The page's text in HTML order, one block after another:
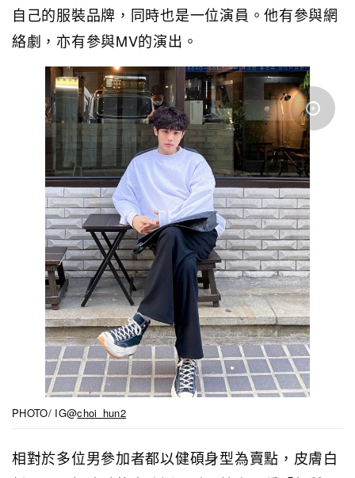
自己的服裝品牌，同時也是一位演員。他有參與網
絡劇，亦有參與MV的演出。
PHOTO/ IG@choi_hun2
相對於多位男參加者都以健碩身型為賣點，皮膚白